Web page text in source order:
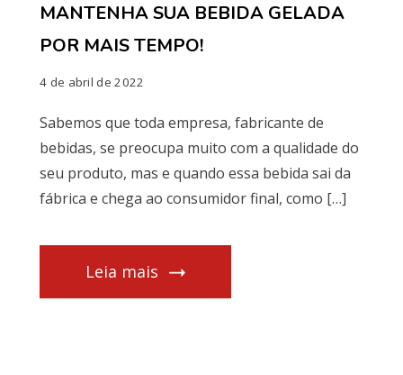
MANTENHA SUA BEBIDA GELADA
POR MAIS TEMPO!
4 de abril de 2022
Sabemos que toda empresa, fabricante de
bebidas, se preocupa muito com a qualidade do
seu produto, mas e quando essa bebida sai da
fábrica e chega ao consumidor final, como […]
Leia mais